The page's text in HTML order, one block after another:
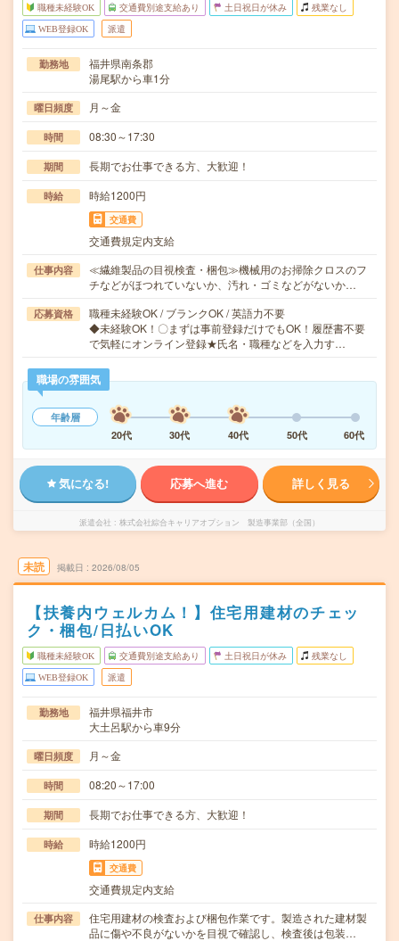
職種未経験OK 交通費別途支給あり 土日祝日が休み 残業なし
WEB登録OK 派遣
勤務地
福井県南条郡
湯尾駅から車1分
曜日頻度 月～金
時間 08:30～17:30
期間 長期でお仕事できる方、大歓迎！
時給 時給1200円
交通費
交通費規定内支給
仕事内容
≪繊維製品の目視検査・梱包≫機械用のお掃除クロスのフ
チなどがほつれていないか、汚れ・ゴミなどがないか…
応募資格
職種未経験OK / ブランクOK / 英語力不要
◆未経験OK！〇まずは事前登録だけでもOK！履歴書不要
で気軽にオンライン登録★氏名・職種などを入力す…
職場の雰囲気
年齢層
20代
30代 40代 50代 60代
気になる! 応募へ進む 詳しく見る
派遣会社 株式会社綜合キャリアオプション 製造事業部（全国）
未読 掲載日 2026/08/05
【扶養内ウェルカム！】住宅用建材のチェッ
ク・梱包/日払いOK
職種未経験OK 交通費別途支給あり 土日祝日が休み 残業なし
WEB登録OK 派遣
勤務地
福井県福井市
大土呂駅から車9分
曜日頻度 月～金
時間 08:20～17:00
期間 長期でお仕事できる方、大歓迎！
時給 時給1200円
交通費
交通費規定内支給
仕事内容
住宅用建材の検査および梱包作業です。製造された建材製
品に傷や不良がないかを目視で確認し、検査後は包装…